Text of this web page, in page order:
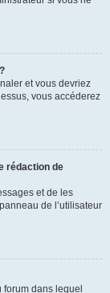
et vous devriez
vous accéderez
rédaction de
et de les
de l’utilisateur
dans lequel